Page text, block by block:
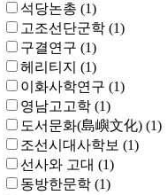
석당논총 (1)
고조선단군학 (1)
구결연구 (1)
헤리티지 (1)
이화사학연구 (1)
영남고고학 (1)
도서문화(島嶼文化) (1)
조선시대사학보 (1)
선사와 고대 (1)
동방한문학 (1)